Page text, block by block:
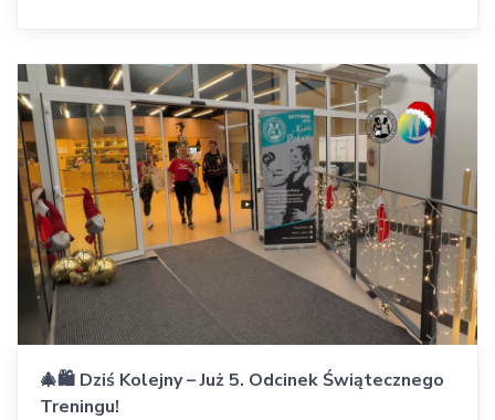
🎄🛍 Dziś Kolejny – Już 5. Odcinek Świątecznego
Treningu!